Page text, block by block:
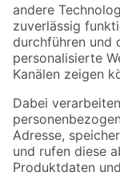
Folge uns
Zahlungsarten